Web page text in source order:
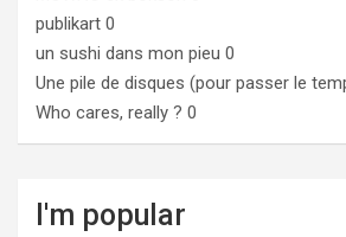
publikart 0
un sushi dans mon pieu 0
Une pile de disques (pour passer le
Who cares, really ? 0
I'm popular